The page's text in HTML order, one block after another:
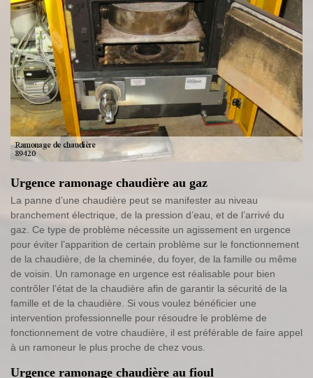
Urgence ramonage chaudière au gaz
La panne d’une chaudière peut se manifester au niveau
branchement électrique, de la pression d’eau, et de l’arrivé du
gaz. Ce type de problème nécessite un agissement en urgence
pour éviter l’apparition de certain problème sur le fonctionnement
de la chaudière, de la cheminée, du foyer, de la famille ou même
de voisin. Un ramonage en urgence est réalisable pour bien
contrôler l’état de la chaudière afin de garantir la sécurité de la
famille et de la chaudière. Si vous voulez bénéficier une
intervention professionnelle pour résoudre le problème de
fonctionnement de votre chaudière, il est préférable de faire appel
à un ramoneur le plus proche de chez vous.
Urgence ramonage chaudière au fioul